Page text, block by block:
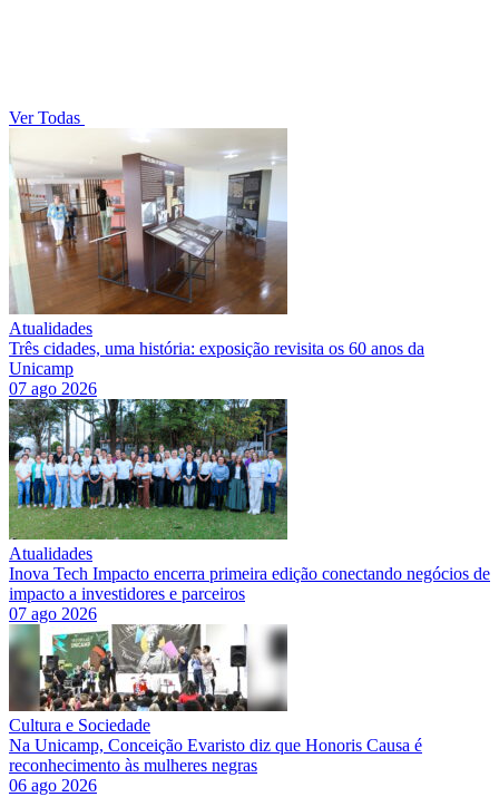
Ver Todas
Atualidades
Três cidades, uma história: exposição revisita os 60 anos da
Unicamp
07 ago 2026
Atualidades
Inova Tech Impacto encerra primeira edição conectando negócios de
impacto a investidores e parceiros
07 ago 2026
Cultura e Sociedade
Na Unicamp, Conceição Evaristo diz que Honoris Causa é
reconhecimento às mulheres negras
06 ago 2026